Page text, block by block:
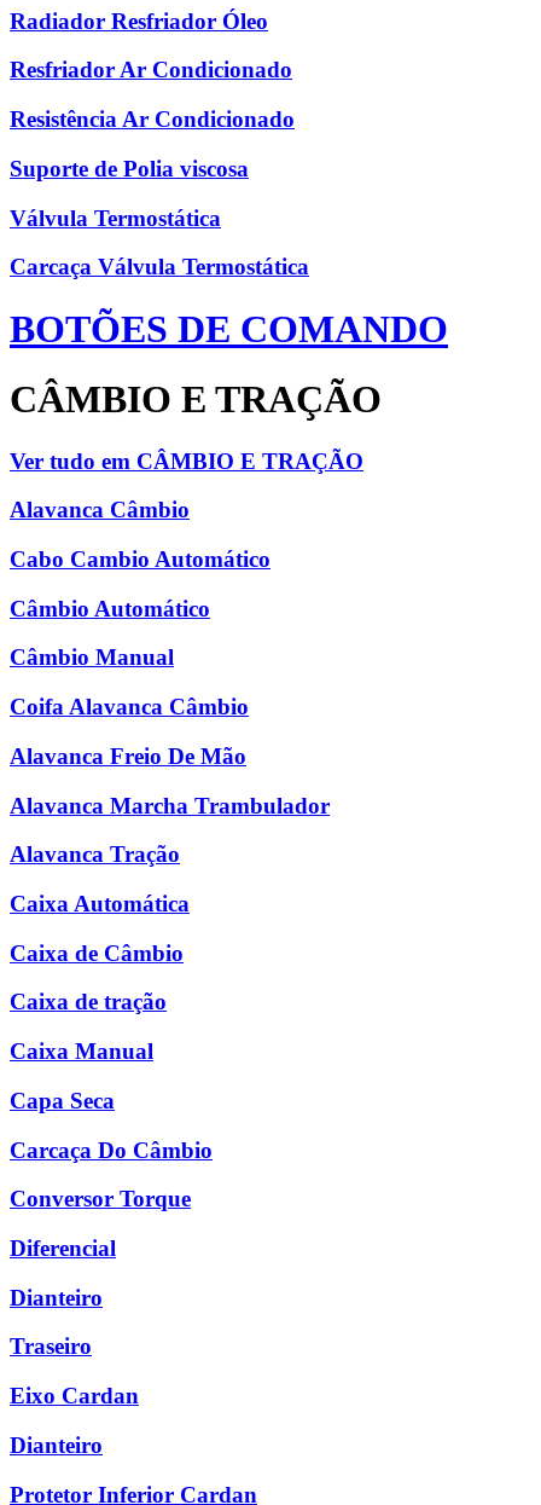
Radiador Resfriador Óleo
Resfriador Ar Condicionado
Resistência Ar Condicionado
Suporte de Polia viscosa
Válvula Termostática
Carcaça Válvula Termostática
BOTÕES DE COMANDO
CÂMBIO E TRAÇÃO
Ver tudo em CÂMBIO E TRAÇÃO
Alavanca Câmbio
Cabo Cambio Automático
Câmbio Automático
Câmbio Manual
Coifa Alavanca Câmbio
Alavanca Freio De Mão
Alavanca Marcha Trambulador
Alavanca Tração
Caixa Automática
Caixa de Câmbio
Caixa de tração
Caixa Manual
Capa Seca
Carcaça Do Câmbio
Conversor Torque
Diferencial
Dianteiro
Traseiro
Eixo Cardan
Dianteiro
Protetor Inferior Cardan